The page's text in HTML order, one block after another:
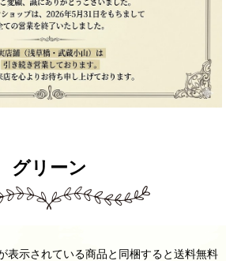
グリーン
表示されている商品と同梱すると送料無料